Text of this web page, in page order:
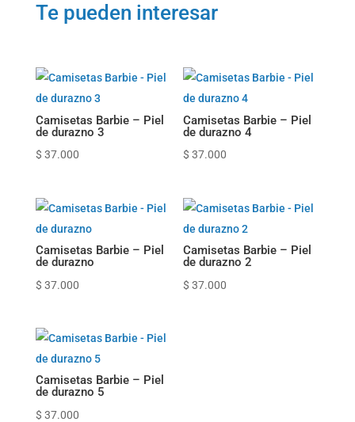
Te pueden interesar
Camisetas Barbie – Piel
de durazno 3
$ 37.000
Camisetas Barbie – Piel
de durazno 4
$ 37.000
Camisetas Barbie – Piel
de durazno
$ 37.000
Camisetas Barbie – Piel
de durazno 2
$ 37.000
Camisetas Barbie – Piel
de durazno 5
$ 37.000